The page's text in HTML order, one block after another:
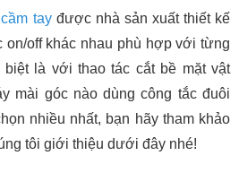
tayđược nhà sản xuất thiết kế
on/off khác nhau phù hợp với từng
là với thao tác cắt bề mặt vật
mài góc nào dùng công tắc đuôi
nhiều nhất, bạn hãy tham khảo
tôi giới thiệu dưới đây nhé!